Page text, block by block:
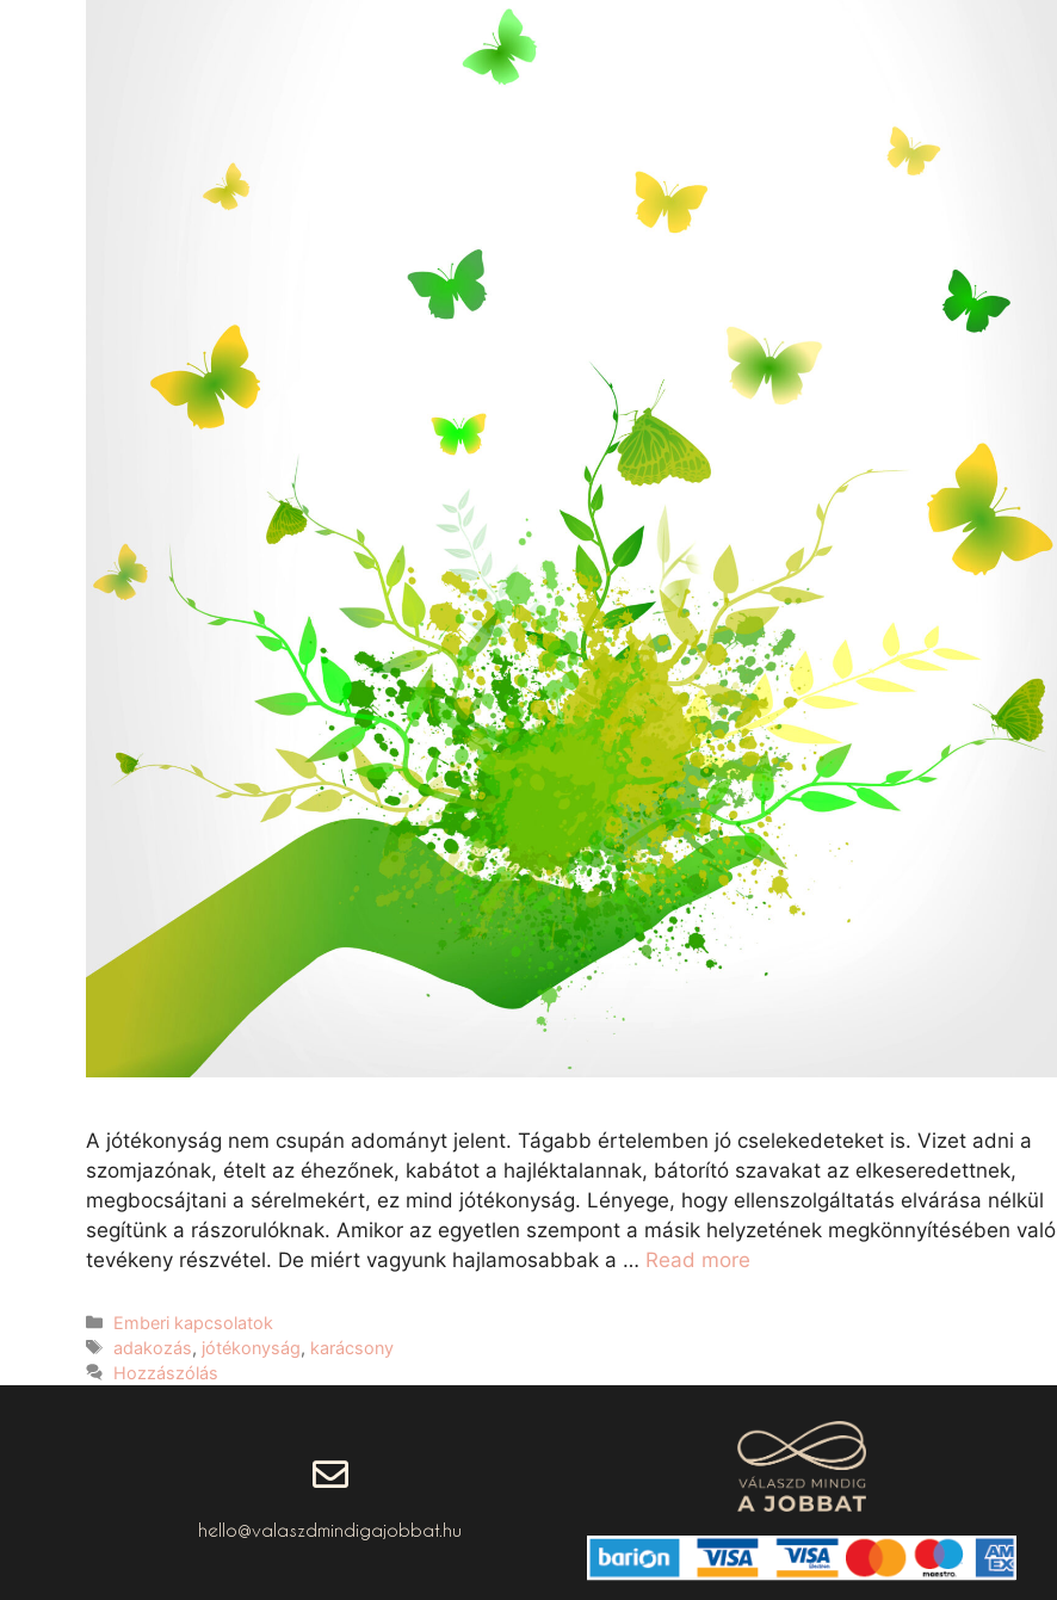
A jótékonyság nem csupán adományt jelent. Tágabb értelemben jó cselekedeteket is. Vizet adni a
szomjazónak, ételt az éhezőnek, kabátot a hajléktalannak, bátorító szavakat az elkeseredettnek,
megbocsájtani a sérelmekért, ez mind jótékonyság. Lényege, hogy ellenszolgáltatás elvárása nélkül
segítünk a rászorulóknak. Amikor az egyetlen szempont a másik helyzetének megkönnyítésében való
tevékeny részvétel. De miért vagyunk hajlamosabbak a … Read more
Emberi kapcsolatok
adakozás, jótékonyság, karácsony
Hozzászólás
hello@valaszdmindigajobbat.hu